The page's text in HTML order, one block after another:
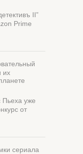
II”
Prime
их
Пьеха уже
от
сериала